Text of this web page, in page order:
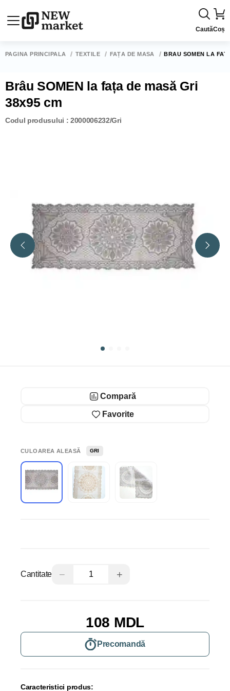
CautăCoș
PAGINA PRINCIPALĂ TEXTILE FAȚĂ DE MASĂ BRÂU SOMEN LA
Brâu SOMEN la fața de masă Gri
38x95 cm
Codul produsului : 2000006232/Gri
Compară
Favorite
CULOAREA ALEASĂ GRI
Cantitate − +
108 MDL
Precomandă
Caracteristici produs: